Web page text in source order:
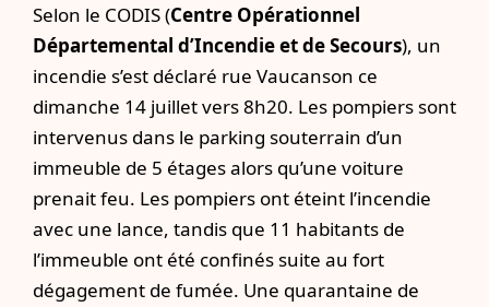
Selon le CODIS (Centre Opérationnel
Départemental d’Incendie et de Secours), un
incendie s’est déclaré rue Vaucanson ce
dimanche 14 juillet vers 8h20. Les pompiers sont
intervenus dans le parking souterrain d’un
immeuble de 5 étages alors qu’une voiture
prenait feu. Les pompiers ont éteint l’incendie
avec une lance, tandis que 11 habitants de
l’immeuble ont été confinés suite au fort
dégagement de fumée. Une quarantaine de